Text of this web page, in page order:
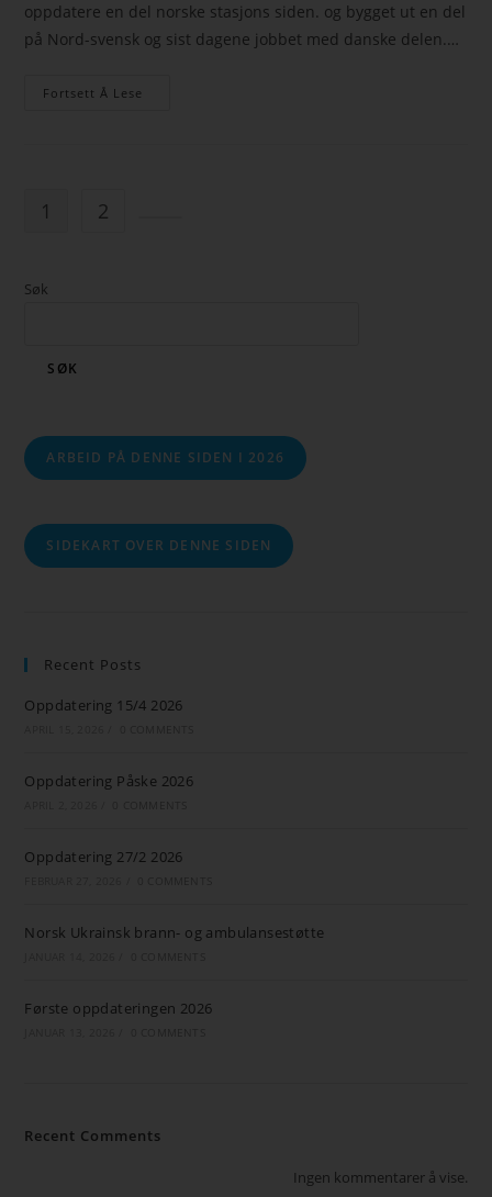
oppdatere en del norske stasjons siden. og bygget ut en del
på Nord-svensk og sist dagene jobbet med danske delen.…
Fortsett Å Lese
1 2
Søk
SØK
ARBEID PÅ DENNE SIDEN I 2026
SIDEKART OVER DENNE SIDEN
Recent Posts
Oppdatering 15/4 2026
Oppdatering Påske 2026
Oppdatering 27/2 2026
Norsk Ukrainsk brann- og ambulansestøtte
Første oppdateringen 2026
Recent Comments
Ingen kommentarer å vise.